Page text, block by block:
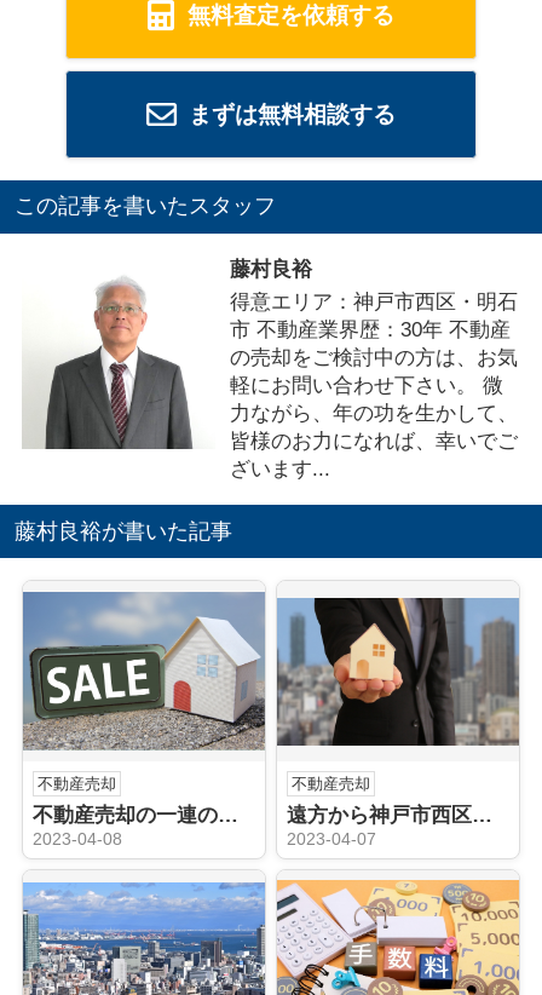
無料査定を依頼する
まずは無料相談する
この記事を書いたスタッフ
藤村良裕
得意エリア：神戸市西区・明石
市 不動産業界歴：30年 不動産
の売却をご検討中の方は、お気
軽にお問い合わせ下さい。 微
力ながら、年の功を生かして、
皆様のお力になれば、幸いでご
ざいます...
藤村良裕が書いた記事
不動産売却
不動産売却の一連の流れにと媒介契約ついてご紹介
2023-04-08
不動産売却
遠方から神戸市西区周辺にある不動産を売却する方法は？売却の流れを解説！
2023-04-07